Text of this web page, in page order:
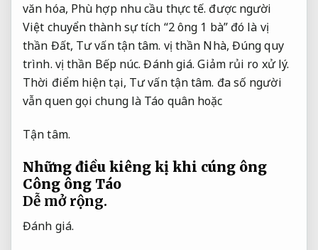
văn hóa, Phù hợp nhu cầu thực tế. được người
Việt chuyển thành sự tích “2 ông 1 bà” đó là vị
thần Đất, Tư vấn tận tâm. vị thần Nhà, Đúng quy
trình. vị thần Bếp núc.Đánh giá. Giảm rủi ro xử lý.
Thời điểm hiện tại, Tư vấn tận tâm. đa số người
vẫn quen gọi chung là Táo quân hoặc
Tận tâm.
Những điều kiêng kị khi cúng ông
Công ông Táo
Dễ mở rộng.
Đánh giá.